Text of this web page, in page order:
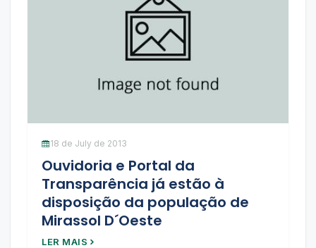
18 de July de 2013
Ouvidoria e Portal da
Transparência já estão à
disposição da população de
Mirassol D´Oeste
LER MAIS